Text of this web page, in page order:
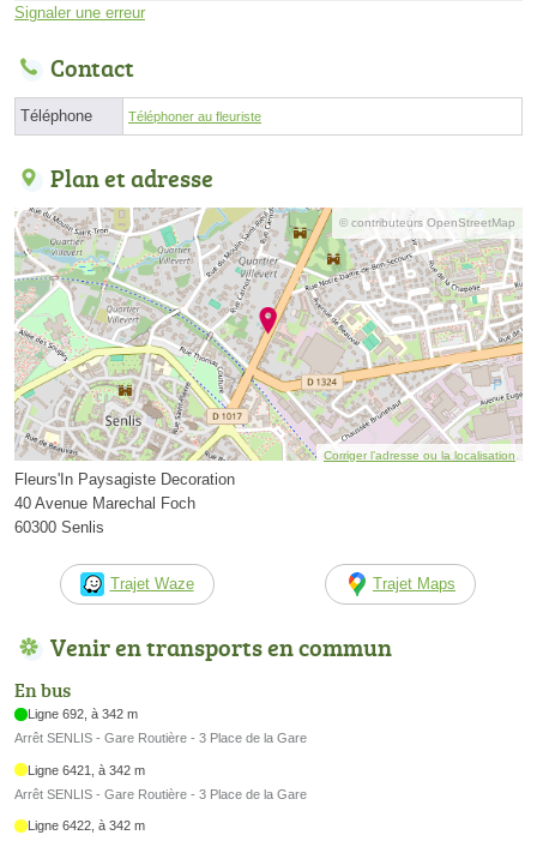
Signaler une erreur
Contact
Téléphone Téléphoner au fleuriste
Plan et adresse
© contributeurs OpenStreetMap
Corriger l’adresse ou la localisation
Fleurs'In Paysagiste Decoration
40 Avenue Marechal Foch
60300 Senlis
Trajet Waze Trajet Maps
Venir en transports en commun
En bus
Ligne 692, à 342 m
Arrêt SENLIS - Gare Routière - 3 Place de la Gare
Ligne 6421, à 342 m
Arrêt SENLIS - Gare Routière - 3 Place de la Gare
Ligne 6422, à 342 m